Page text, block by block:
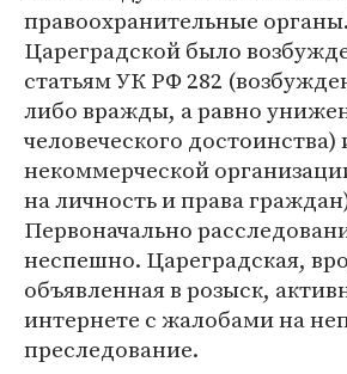
правоохранительные
Цареградской было
статьям УК РФ 282
либо вражды, а равно
человеческого достоинства)
некоммерческой
на личность и права
Первоначально
неспешно. Цареградская,
объявленная в розыск,
интернете с жалобами на
преследование.